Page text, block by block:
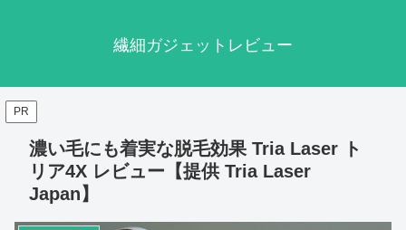
繊細ガジェットレビュー
PR
濃い毛にも着実な脱毛効果 Tria Laser ト
リア4X レビュー【提供 Tria Laser
Japan】